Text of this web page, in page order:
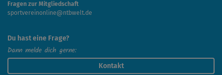
Fragen zur Mitgliedschaft
sportvereinonline@ntbwelt.de
Du hast eine Frage?
Dann melde dich gerne:
Kontakt